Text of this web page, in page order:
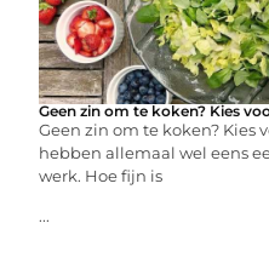
Geen zin om te koken? Kies
Geen zin om te koken?
hebben allemaal wel eens
werk. Hoe fijn is
...